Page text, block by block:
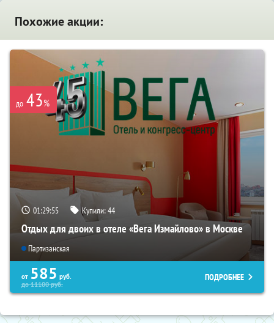
Похожие акции:
до 43%
01:29:54 Купили:44
Отдых для двоих в отеле «Вега Измайлово» в Москве
Партизанская
от 585 руб.
до11100руб.
ПОДРОБНЕЕ